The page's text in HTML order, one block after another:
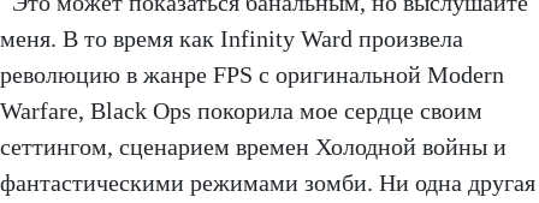
меня. В то время как Infinity Ward произвела
революцию в жанре FPS с оригинальной Modern
Warfare, Black Ops покорила мое сердце своим
сеттингом, сценарием времен Холодной войны и
фантастическими режимами зомби. Ни одна другая